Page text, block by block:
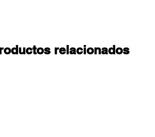
relacionados